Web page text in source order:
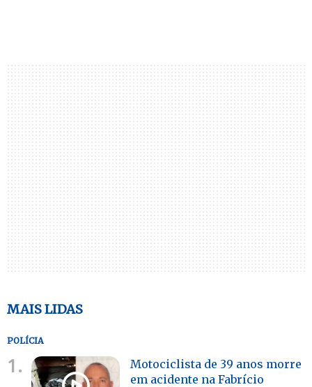
MAIS LIDAS
POLÍCIA
1.
Motociclista de 39 anos morre
em acidente na Fabrício